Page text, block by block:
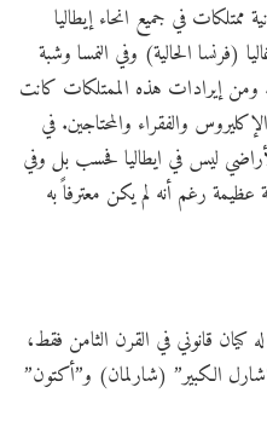
ممتلكات في جميع انحاء إيطاليا
(فرنسا الحالية) وفي النمسا وشبة
ومن إيرادات هذه الممتلكات كانت
والفقراء والمحتاجين. في
ليس في ايطاليا فحسب بل وفي
رغم أنه لم يكن معترفاً به
كيان قانوني في القرن الثامن فقط،
الكبير” (شارلمان) و”أكتون”